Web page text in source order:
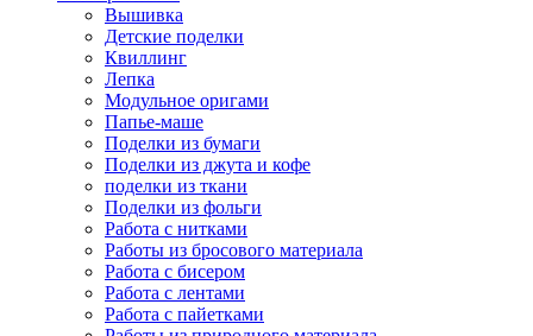
Вышивка
Детские поделки
Квиллинг
Лепка
Модульное оригами
Папье-маше
Поделки из бумаги
Поделки из джута и кофе
поделки из ткани
Поделки из фольги
Работа с нитками
Работы из бросового материала
Работа с бисером
Работа с лентами
Работа с пайетками